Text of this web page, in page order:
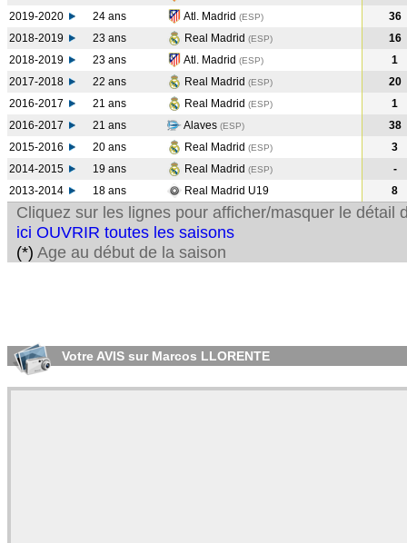
2019-2020
24 ans Atl. Madrid (ESP)
36
2018-2019
23 ans Real Madrid (ESP)
16
2018-2019
23 ans Atl. Madrid (ESP)
1
2017-2018
22 ans Real Madrid (ESP)
20
2016-2017
21 ans Real Madrid (ESP)
1
2016-2017
21 ans Alaves (ESP)
38
2015-2016
20 ans Real Madrid (ESP)
3
2014-2015
19 ans Real Madrid (ESP)
-
2013-2014
18 ans Real Madrid U19 8
Cliquez sur les lignes pour afficher/masquer le détail
ici OUVRIR toutes les saisons
(*) Age au début de la saison
Votre AVIS sur Marcos LLORENTE